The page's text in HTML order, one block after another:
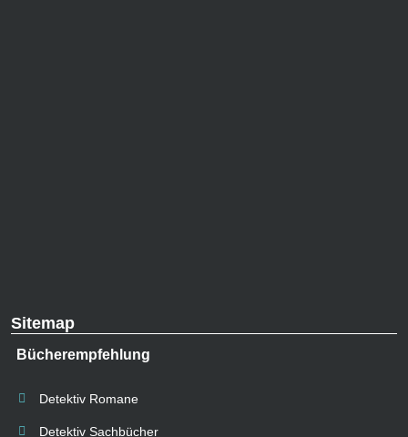
Sitemap
Bücherempfehlung
Detektiv Romane
Detektiv Sachbücher